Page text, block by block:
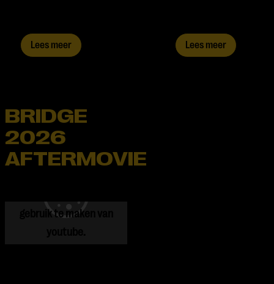
Lees meer Lees meer
BRIDGE
2026
AFTERMOVIE
Je cookie instellingen
gebruik te maken van